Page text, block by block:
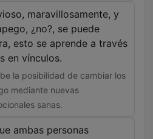
maravillosamente, y
¿no?, se puede
esto se aprende a través
en vínculos.
la posibilidad de cambiar los
mediante nuevas
sanas.
ambas personas